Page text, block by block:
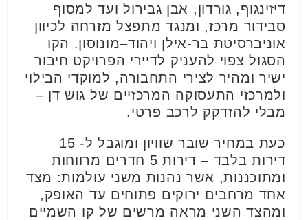
דיזינגוף, גורדון, אבן גבירול ועד למסוף
סבידור מרכז, ומנגד מתפצל מזרחה לכיוון
אוניברסיטת בר-אילן ויהוד–מונוסון. הקו
הסגול צפוי להעניק לדיירי הפרויקט חיבור
ישיר ומהיר לצירי התחבורה, למוקדי הבילוי
ולמרכזי התעסוקה המרכזיים של גוש דן –
מבלי להזדקק לרכב פרטי.
כעת במחיר שובר שוויון ומוגבל ל- 15
דירות בלבד – דירות 5 חדרים מרווחות
ומתוכננות, אשר נהנות משני עולמות: מצד
אחד מרחבים ירוקים פתוחים עד האופק,
ומהצד השני מראה מרשים של קו השמיים